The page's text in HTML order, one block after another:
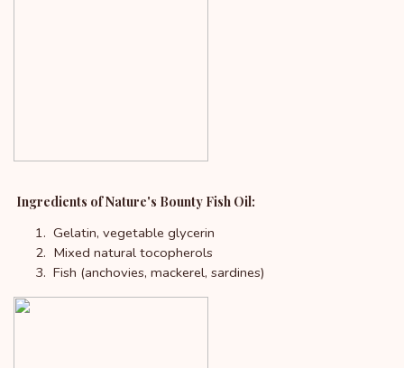
Ingredients of Nature's Bounty Fish Oil:
Gelatin, vegetable glycerin
Mixed natural tocopherols
Fish (anchovies, mackerel, sardines)